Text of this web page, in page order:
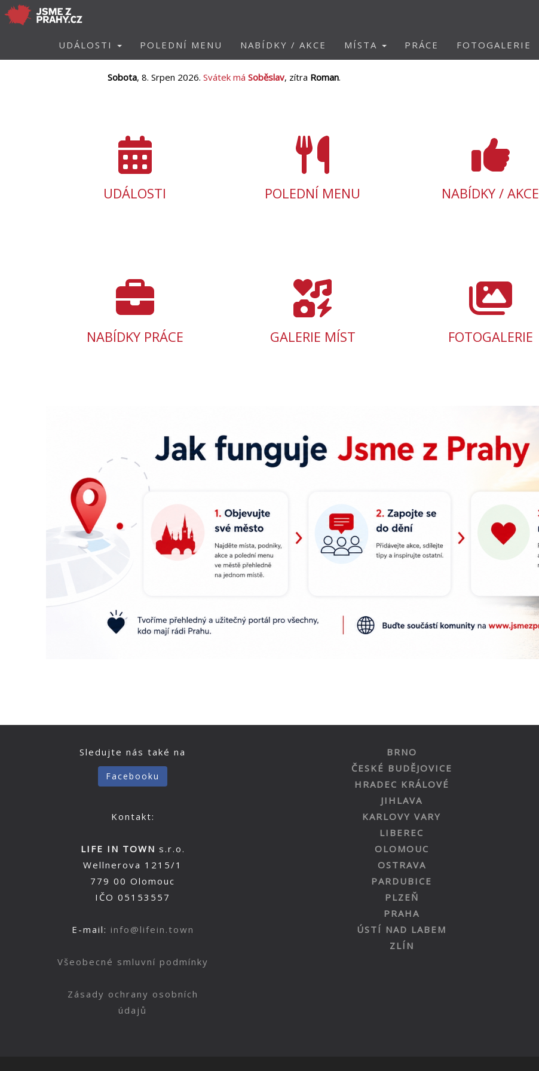
UDÁLOSTI POLEDNÍ MENU NABÍDKY / AKCE MÍSTA PRÁCE FOTOGALERIE
Sobota, 8. Srpen 2026. Svátek má Soběslav, zítra Roman.
UDÁLOSTI POLEDNÍ MENU NABÍDKY / AKCE
NABÍDKY PRÁCE GALERIE MÍST FOTOGALERIE
Sledujte nás také na
Facebooku
Kontakt:
LIFE IN TOWN s.r.o.
Wellnerova 1215/1
779 00 Olomouc
IČO 05153557
E-mail: info@lifein.town
Všeobecné smluvní podmínky
Zásady ochrany osobních
údajů
BRNO
ČESKÉ BUDĚJOVICE
HRADEC KRÁLOVÉ
JIHLAVA
KARLOVY VARY
LIBEREC
OLOMOUC
OSTRAVA
PARDUBICE
PLZEŇ
PRAHA
ÚSTÍ NAD LABEM
ZLÍN